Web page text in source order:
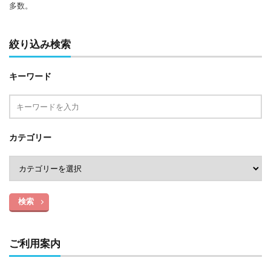
多数。
絞り込み検索
キーワード
カテゴリー
検索
ご利用案内